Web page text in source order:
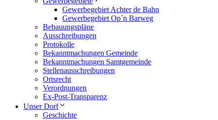
Gewerbegebiet Achter de Bahn
Gewerbegebiet Op´n Barweg
Bebauungspläne
Ausschreibungen
Protokolle
Bekanntmachungen Gemeinde
Bekanntmachungen Samtgemeinde
Stellenausschreibungen
Ortsrecht
Verordnungen
Ex-Post-Transparenz
Unser Dorf
Geschichte